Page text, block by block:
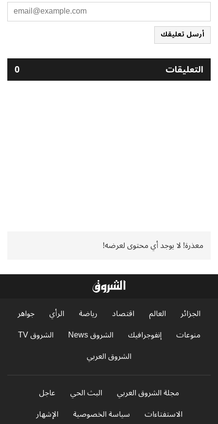
أرسل تعليقك
التعليقات 0
معذرة! لا يوجد أي محتوى لعرضه!
الجزائر العالم اقتصاد رياضة الرأي
جواهر
منوعات
إنفوجرافيك الشروق News
الشروق TV
الشروق العربي
مجلة الشروق العربي البث الحي
عاجل
الاستفتاءات
سياسة الخصوصية الإشهار